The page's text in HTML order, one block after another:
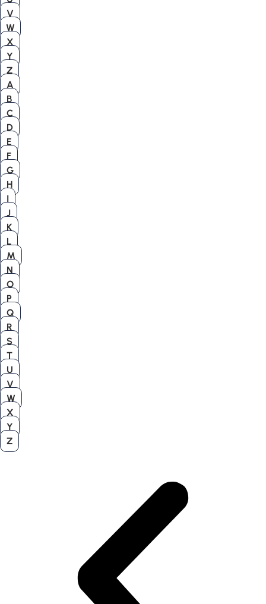
V
W
X
Y
Z
A
B
C
D
E
F
G
H
I
J
K
L
M
N
O
P
Q
R
S
T
U
V
W
X
Y
Z